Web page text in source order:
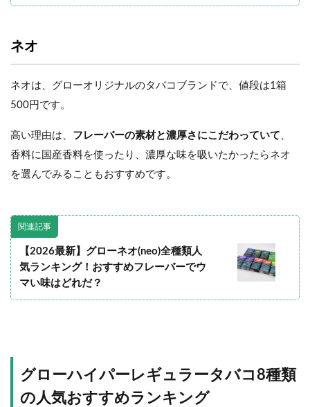
ネオ
ネオは、グローオリジナルのタバコブランドで、値段は1箱
500円です。
高い理由は、 フレーバーの素材と濃厚さにこだわっていて 、
香料に国産香料を使ったり、濃厚な味を吸いたかったらネオ
を選んでみることもおすすめです。
関連記事
【2026最新】グローネオ(neo)全種類人
気ランキング！おすすめフレーバーでウ
マい味はどれだ？
グローハイパーレギュラータバコ8種類
の人気おすすめランキング